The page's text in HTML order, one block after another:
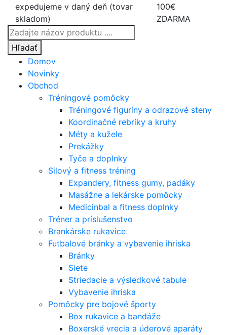
expedujeme v daný deň (tovar
skladom)
100€
ZDARMA
Products
search
Hľadať
Domov
Novinky
Obchod
Tréningové pomôcky
Tréningové figuríny a odrazové steny
Koordinačné rebríky a kruhy
Méty a kužele
Prekážky
Tyče a doplnky
Silový a fitness tréning
Expandery, fitness gumy, padáky
Masážne a lekárske pomôcky
Medicinbal a fitness doplnky
Tréner a príslušenstvo
Brankárske rukavice
Futbalové bránky a vybavenie ihriska
Bránky
Siete
Striedacie a výsledkové tabule
Vybavenie ihriska
Pomôcky pre bojové športy
Box rukavice a bandáže
Boxerské vrecia a úderové aparáty